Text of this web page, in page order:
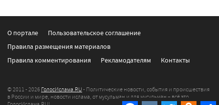
О портале
Пользовательское соглашение
Правила размещения материалов
Правила комментирования
Рекламодателям Контакты
© 2011 - 2026 ГолосИслама.RU - Политические новости, события и происшествия
в России и мире, новости ислама, от мусульман и для мусульман – всё это